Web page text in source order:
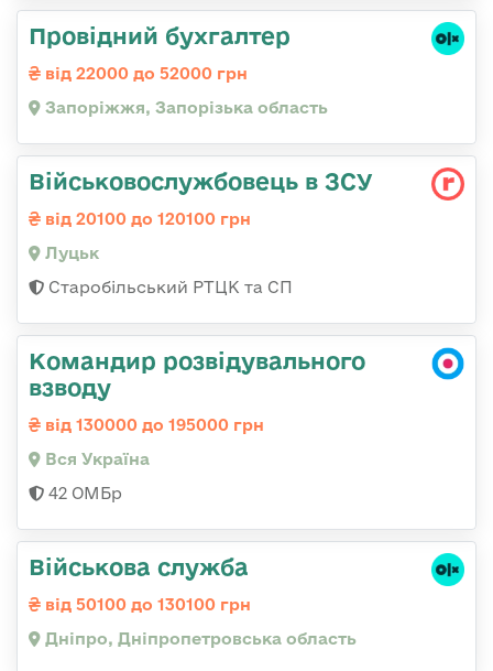
Провідний бухгалтер
від 22000 до 52000 грн
Запоріжжя, Запорізька область
Військовослужбовець в ЗСУ
від 20100 до 120100 грн
Луцьк
Старобільський РТЦК та СП
Командир розвідувального
взводу
від 130000 до 195000 грн
Вся Україна
42 ОМБр
Військова служба
від 50100 до 130100 грн
Дніпро, Дніпропетровська область